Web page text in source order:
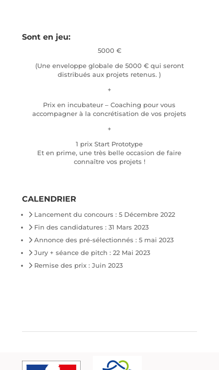
Sont en jeu:
5000 €
(Une enveloppe globale de 5000 € qui seront
distribués aux projets retenus. )
+
Prix en incubateur – Coaching pour vous
accompagner à la concrétisation de vos projets
+
1 prix Start Prototype
Et en prime, une très belle occasion de faire
connaître vos projets !
CALENDRIER
Lancement du concours : 5 Décembre 2022
Fin des candidatures : 31 Mars 2023
Annonce des pré-sélectionnés : 5 mai 2023
Jury + séance de pitch : 22 Mai 2023
Remise des prix : Juin 2023